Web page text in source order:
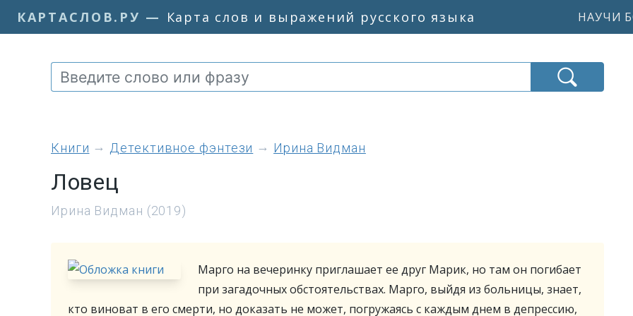
КАРТАСЛОВ.РУ — Карта слов и выражений русского языка НАУЧИ
книги Детективное фэнтези Ирина Видман
Ловец
Ирина Видман (2019)
Марго на вечеринку приглашает ее друг Марик, но там он погибает
при загадочных обстоятельствах. Марго, выйдя из больницы, знает,
кто виноват в его смерти, но доказать не может, погружаясь с каждым днем в депрессию,